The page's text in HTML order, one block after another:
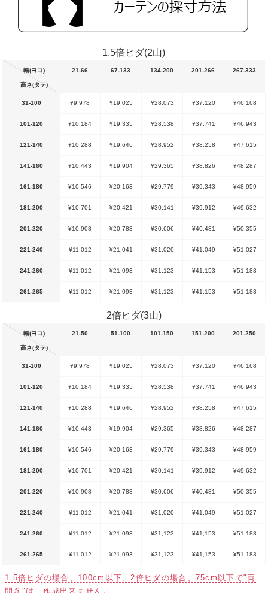
1.5倍ヒダ(2山)
幅(ヨコ)
高さ(タテ)
21-66 67-133 134-200 201-266 267-333
31-100 ¥9,978 ¥19,025 ¥28,073 ¥37,120 ¥46,168
101-120 ¥10,184 ¥19,335 ¥28,538 ¥37,741 ¥46,943
121-140 ¥10,288 ¥19,646 ¥28,952 ¥38,258 ¥47,615
141-160 ¥10,443 ¥19,904 ¥29,365 ¥38,826 ¥48,287
161-180 ¥10,546 ¥20,163 ¥29,779 ¥39,343 ¥48,959
181-200 ¥10,701 ¥20,421 ¥30,141 ¥39,912 ¥49,632
201-220 ¥10,908 ¥20,783 ¥30,606 ¥40,481 ¥50,355
221-240 ¥11,012 ¥21,041 ¥31,020 ¥41,049 ¥51,027
241-260 ¥11,012 ¥21,093 ¥31,123 ¥41,153 ¥51,183
261-265 ¥11,012 ¥21,093 ¥31,123 ¥41,153 ¥51,183
2倍ヒダ(3山)
幅(ヨコ)
高さ(タテ)
21-50 51-100 101-150 151-200 201-250
31-100 ¥9,978 ¥19,025 ¥28,073 ¥37,120 ¥46,168
101-120 ¥10,184 ¥19,335 ¥28,538 ¥37,741 ¥46,943
121-140 ¥10,288 ¥19,646 ¥28,952 ¥38,258 ¥47,615
141-160 ¥10,443 ¥19,904 ¥29,365 ¥38,826 ¥48,287
161-180 ¥10,546 ¥20,163 ¥29,779 ¥39,343 ¥48,959
181-200 ¥10,701 ¥20,421 ¥30,141 ¥39,912 ¥49,632
201-220 ¥10,908 ¥20,783 ¥30,606 ¥40,481 ¥50,355
221-240 ¥11,012 ¥21,041 ¥31,020 ¥41,049 ¥51,027
241-260 ¥11,012 ¥21,093 ¥31,123 ¥41,153 ¥51,183
261-265 ¥11,012 ¥21,093 ¥31,123 ¥41,153 ¥51,183
1.5倍ヒダの場合、100cm以下、2倍ヒダの場合、75cm以下で"両
開き"は、作成出来ません。